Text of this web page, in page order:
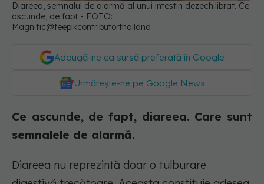
Diareea, semnalul de alarmă al unui intestin dezechilibrat. Ce
ascunde, de fapt - FOTO:
Magnific@feepikcontributorthailand
Adaugă-ne ca sursă preferată în Google
Urmărește-ne pe Google News
Ce ascunde, de fapt, diareea. Care sunt
semnalele de alarmă.
Diareea nu reprezintă doar o tulburare